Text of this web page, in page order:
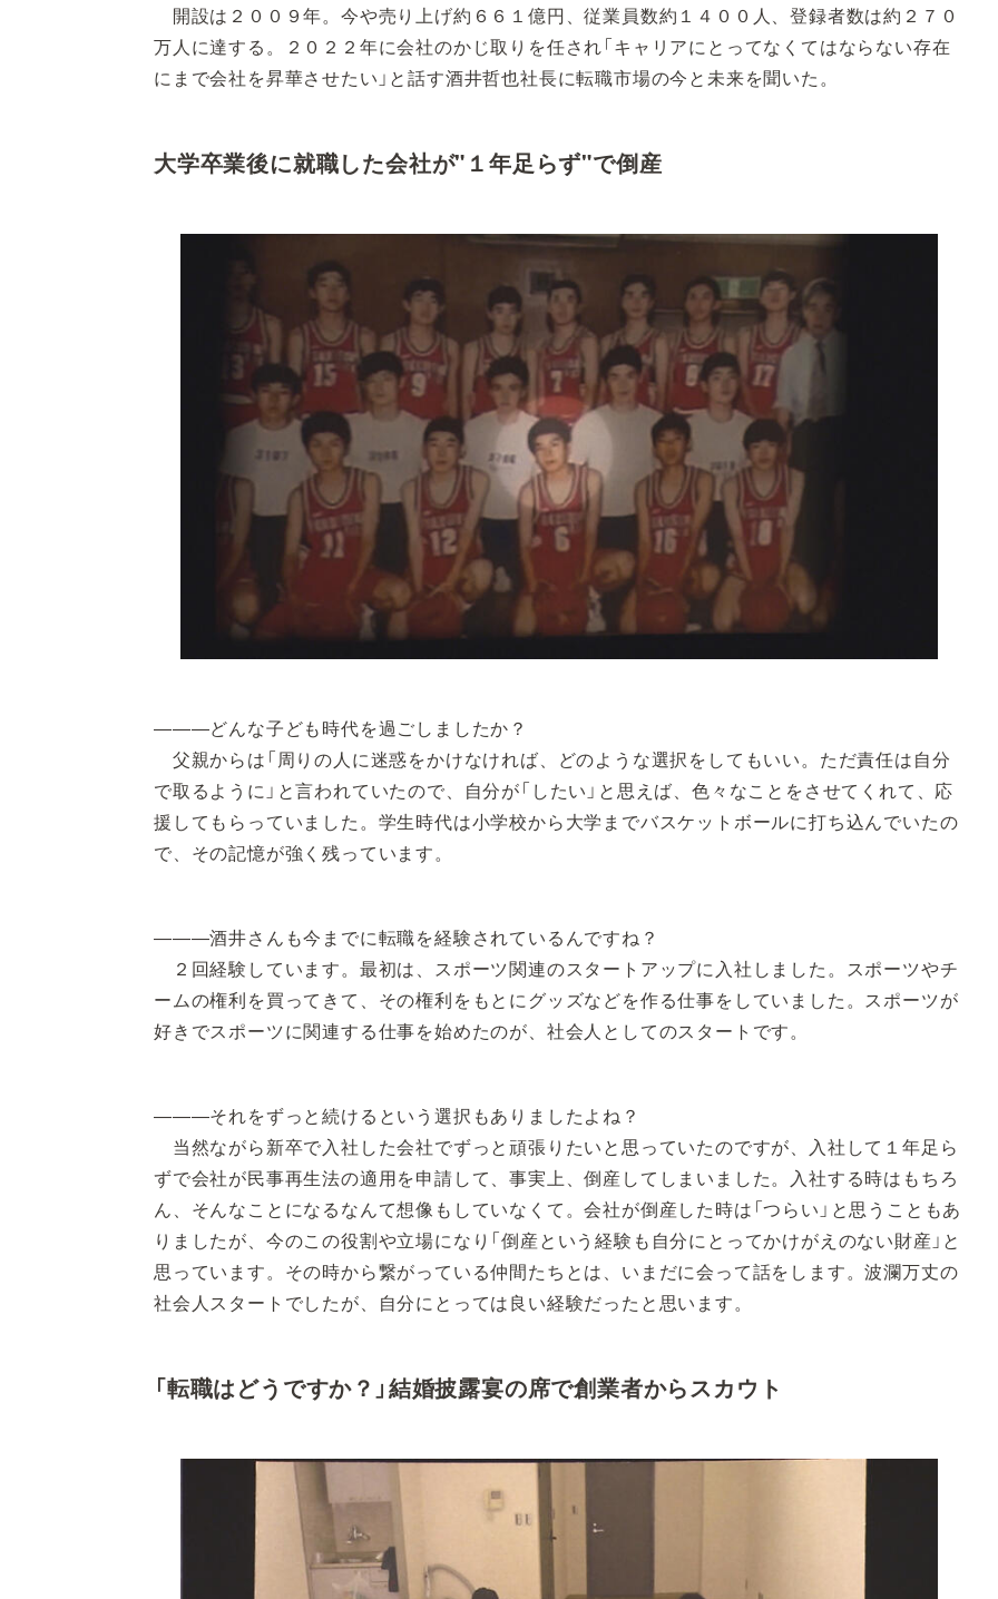
開設は２００９年。今や売り上げ約６６１億円、従業員数約１４００人、登録者数は約２７０
万人に達する。２０２２年に会社のかじ取りを任され「キャリアにとってなくてはならない存在
にまで会社を昇華させたい」と話す酒井哲也社長に転職市場の今と未来を聞いた。
大学卒業後に就職した会社が"１年足らず"で倒産
―――どんな子ども時代を過ごしましたか？
父親からは「周りの人に迷惑をかけなければ、どのような選択をしてもいい。ただ責任は自分
で取るように」と言われていたので、自分が「したい」と思えば、色々なことをさせてくれて、応
援してもらっていました。学生時代は小学校から大学までバスケットボールに打ち込んでいたの
で、その記憶が強く残っています。
―――酒井さんも今までに転職を経験されているんですね？
２回経験しています。最初は、スポーツ関連のスタートアップに入社しました。スポーツやチ
ームの権利を買ってきて、その権利をもとにグッズなどを作る仕事をしていました。スポーツが
好きでスポーツに関連する仕事を始めたのが、社会人としてのスタートです。
―――それをずっと続けるという選択もありましたよね？
当然ながら新卒で入社した会社でずっと頑張りたいと思っていたのですが、入社して１年足ら
ずで会社が民事再生法の適用を申請して、事実上、倒産してしまいました。入社する時はもちろ
ん、そんなことになるなんて想像もしていなくて。会社が倒産した時は「つらい」と思うこともあ
りましたが、今のこの役割や立場になり「倒産という経験も自分にとってかけがえのない財産」と
思っています。その時から繋がっている仲間たちとは、いまだに会って話をします。波瀾万丈の
社会人スタートでしたが、自分にとっては良い経験だったと思います。
「転職はどうですか？」結婚披露宴の席で創業者からスカウト